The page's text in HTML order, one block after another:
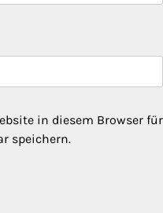
in diesem Browser für
speichern.